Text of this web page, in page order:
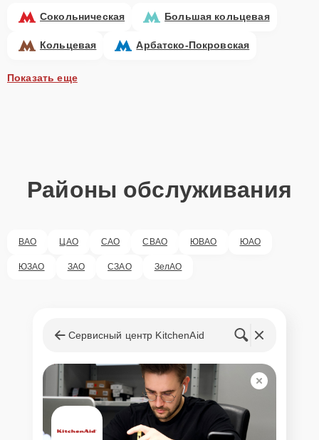
Сокольническая Большая кольцевая
Кольцевая Арбатско-Покровская
Показать еще
Районы обслуживания
ВАО ЦАО САО СВАО ЮВАО ЮАО
ЮЗАО ЗАО СЗАО ЗелАО
Сервисный центр KitchenAid